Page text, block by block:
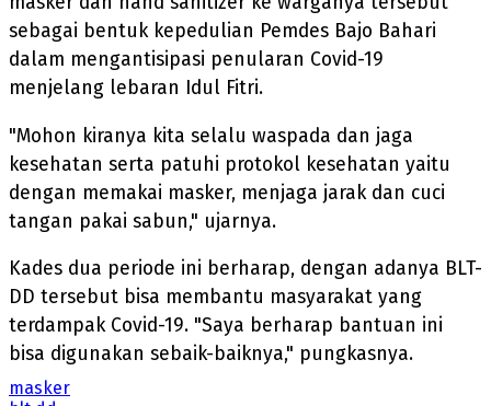
sebagai bentuk kepedulian Pemdes Bajo Bahari
dalam mengantisipasi penularan Covid-19
menjelang lebaran Idul Fitri.
"Mohon kiranya kita selalu waspada dan jaga
kesehatan serta patuhi protokol kesehatan yaitu
dengan memakai masker, menjaga jarak dan cuci
tangan pakai sabun," ujarnya.
Kades dua periode ini berharap, dengan adanya BLT-
DD tersebut bisa membantu masyarakat yang
terdampak Covid-19. "Saya berharap bantuan ini
bisa digunakan sebaik-baiknya," pungkasnya.
masker